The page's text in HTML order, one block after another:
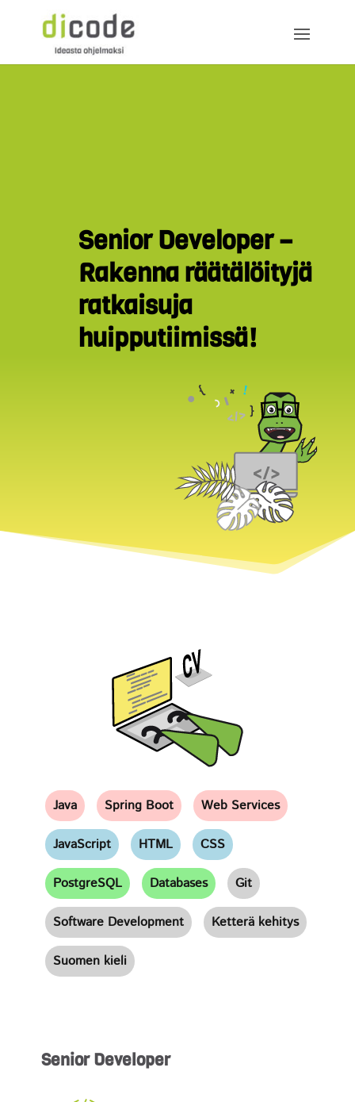
Senior Developer –
Rakenna räätälöityjä
ratkaisuja
huipputiimissä!
Java Spring Boot Web Services
JavaScript HTML CSS
PostgreSQL Databases Git
Software Development Ketterä kehitys
Suomen kieli
Senior Developer